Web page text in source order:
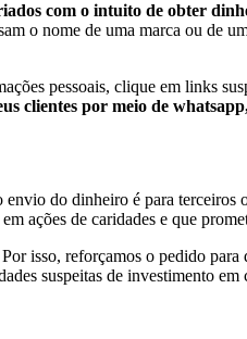
com o intuito de obter
o nome de uma marca ou de
pessoais, clique em links
clientes por meio de
do dinheiro é para
ações de caridades e que
isso, reforçamos o pedido
suspeitas de investimento em